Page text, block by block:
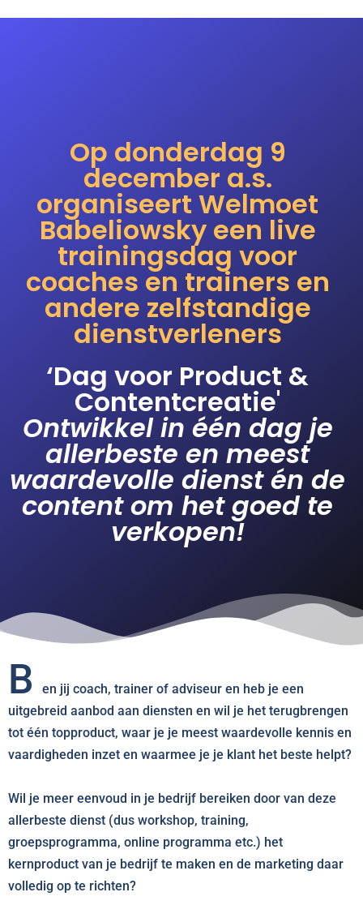
Op donderdag 9
december a.s.
organiseert Welmoet
Babeliowsky een live
trainingsdag voor
coaches en trainers en
andere zelfstandige
dienstverleners
‘Dag voor Product &
Contentcreatie'
Ontwikkel in één dag je
allerbeste en meest
waardevolle dienst én de
content om het goed te
verkopen!
B
en jij coach, trainer of adviseur en heb je een
uitgebreid aanbod aan diensten en wil je het terugbrengen
tot één topproduct, waar je je meest waardevolle kennis en
vaardigheden inzet en waarmee je je klant het beste helpt?
Wil je meer eenvoud in je bedrijf bereiken door van deze
allerbeste dienst (dus workshop, training,
groepsprogramma, online programma etc.) het
kernproduct van je bedrijf te maken en de marketing daar
volledig op te richten?